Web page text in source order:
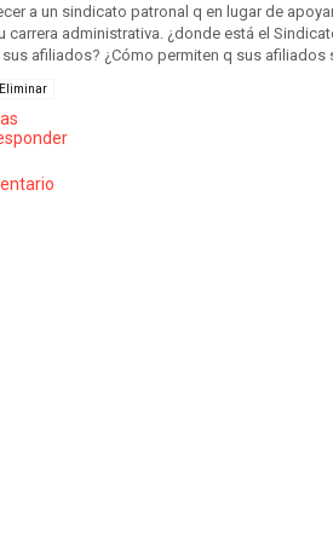
a un sindicato patronal q en lugar de
carrera administrativa. ¿donde está el
sus afiliados? ¿Cómo permiten q sus
Eliminar